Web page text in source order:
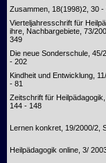
Zusammen, 18(1998)2, 30 -
Vierteljahresschrift für
ihre, Nachbargebiete, 73/
349
Die neue Sonderschule, 45/
- 202
Kindheit und Entwicklung,
- 81
Zeitschrift für Heilpädagogik,
144 - 148
Lernen konkret, 19/2000/2,
Heilpädagogik online, 3/